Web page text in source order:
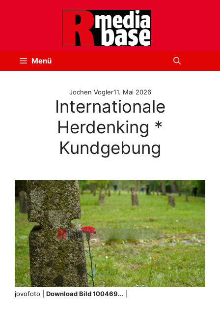
Menü
Jochen Vogler11. Mai 2026
Internationale
Herdenking *
Kundgebung
jovofoto | Download Bild 100469...